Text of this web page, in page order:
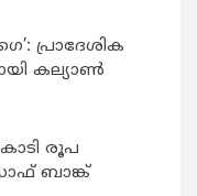
പ്രാദേശിക
കല്യാണ്‍
രൂപ
ബാങ്ക്